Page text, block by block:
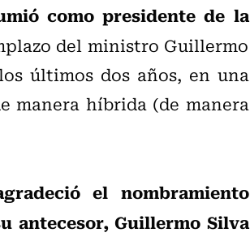
como presidente de la
del ministro Guillermo
últimos dos años, en una
manera híbrida (de manera
el nombramiento
antecesor, Guillermo Silva